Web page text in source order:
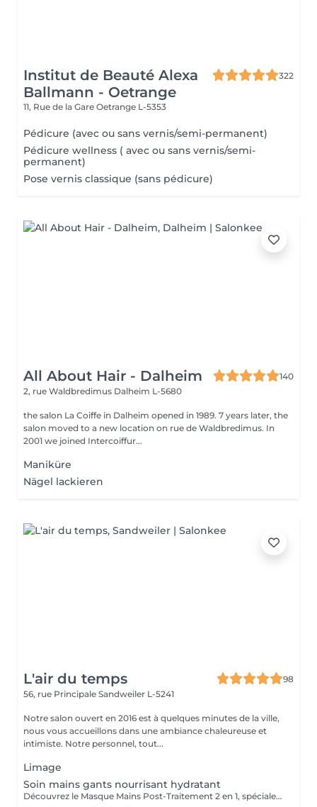
Institut de Beauté Alexa
Ballmann - Oetrange
322
11, Rue de la Gare Oetrange L-5353
Pédicure (avec ou sans vernis/semi-permanent)
Pédicure wellness ( avec ou sans vernis/semi-
permanent)
Pose vernis classique (sans pédicure)
All About Hair - Dalheim
140
2, rue Waldbredimus Dalheim L-5680
the salon La Coiffe in Dalheim opened in 1989. 7 years later, the
salon moved to a new location on rue de Waldbredimus. In
2001 we joined Intercoiffur...
Maniküre
Nägel lackieren
L'air du temps
98
56, rue Principale Sandweiler L-5241
Notre salon ouvert en 2016 est à quelques minutes de la ville,
nous vous accueillons dans une ambiance chaleureuse et
intimiste. Notre personnel, tout...
Limage
Soin mains gants nourrisant hydratant
Découvrez le Masque Mains Post-Traitement 2 en 1, spécialement conçu pour agir sur les signes visibles de l'âge : il agit à la fois sur les rides et les taches brunes, tout en hydratant en profondeur les ongles et cuticules. Ce masque combine un sérum régénérant et hydratant à des gants en cosméto-textile, offrant un confort optimal tout en favorisant l'absorption des actifs. La sensation de confort et d'hydratation est immédiate en les enfilant. Peut être appliqué lors d'un soin en cabine ou en onglerie.